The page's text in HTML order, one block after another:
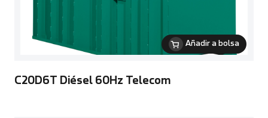
Añadir a bolsa
C20D6T Diésel 60Hz Telecom